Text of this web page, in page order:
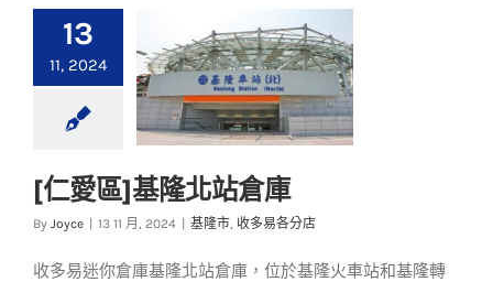
13
11, 2024
[仁愛區]基隆北站倉庫
[仁愛區]基隆北站倉庫
By Joyce 13 11 月, 2024 基隆市, 收多易各分店
收多易迷你倉庫基隆北站倉庫，位於基隆火車站和基隆轉